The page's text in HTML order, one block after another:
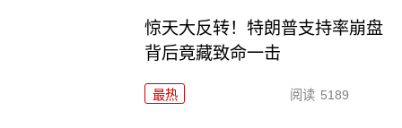
惊天大反转！特朗普支持率崩盘
背后竟藏致命一击
最热 阅读 5189